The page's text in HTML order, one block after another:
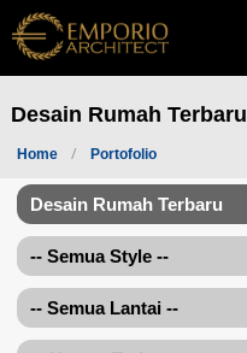
Desain Rumah Terbaru
Home Portofolio